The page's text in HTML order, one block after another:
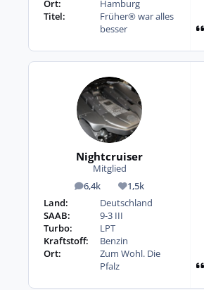
Ort:
Hamburg
Titel:
Früher® war alles
besser
Nightcruiser
Mitglied
6,4k
Beiträge 1,5k
Reputation
Land:
Deutschland
SAAB:
9-3 III
Turbo:
LPT
Kraftstoff:
Benzin
Ort:
Zum Wohl. Die
Pfalz